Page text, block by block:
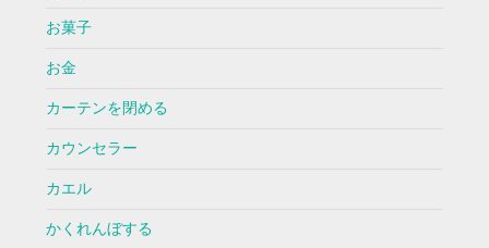
お菓子
お金
カーテンを閉める
カウンセラー
カエル
かくれんぼする